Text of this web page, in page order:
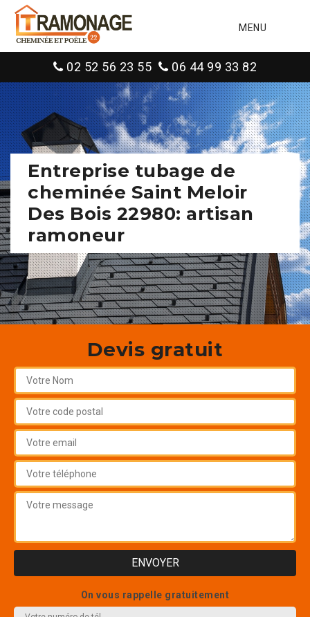
MENU
02 52 56 23 55 06 44 99 33 82
Entreprise tubage de
cheminée Saint Meloir
Des Bois 22980: artisan
ramoneur
Devis gratuit
On vous rappelle gratuitement